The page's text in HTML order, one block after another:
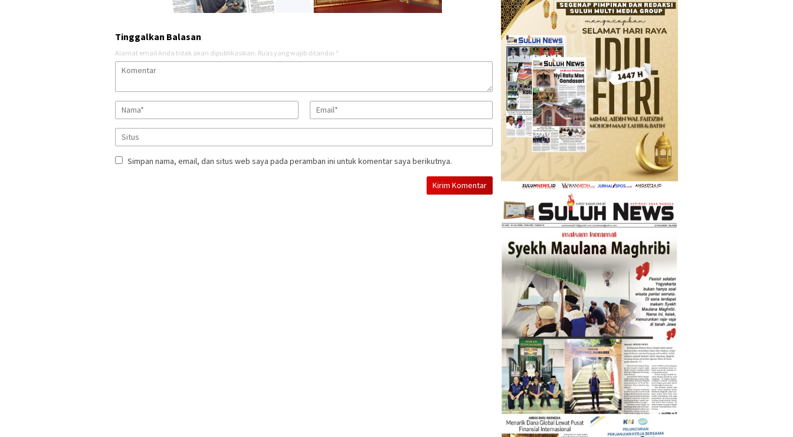
Tinggalkan Balasan
Alamat email Anda tidak akan dipublikasikan. Ruas yang wajib ditandai *
Simpan nama, email, dan situs web saya pada peramban ini untuk komentar saya berikutnya.